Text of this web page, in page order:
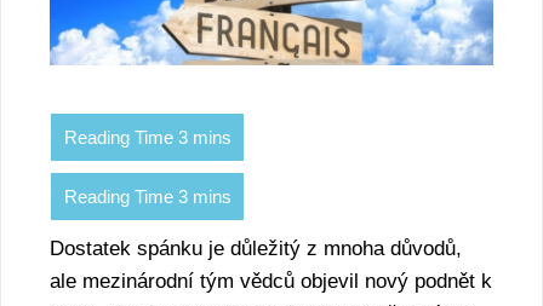
Dostatek spánku je důležitý z mnoha důvodů,
ale mezinárodní tým vědců objevil nový podnět k